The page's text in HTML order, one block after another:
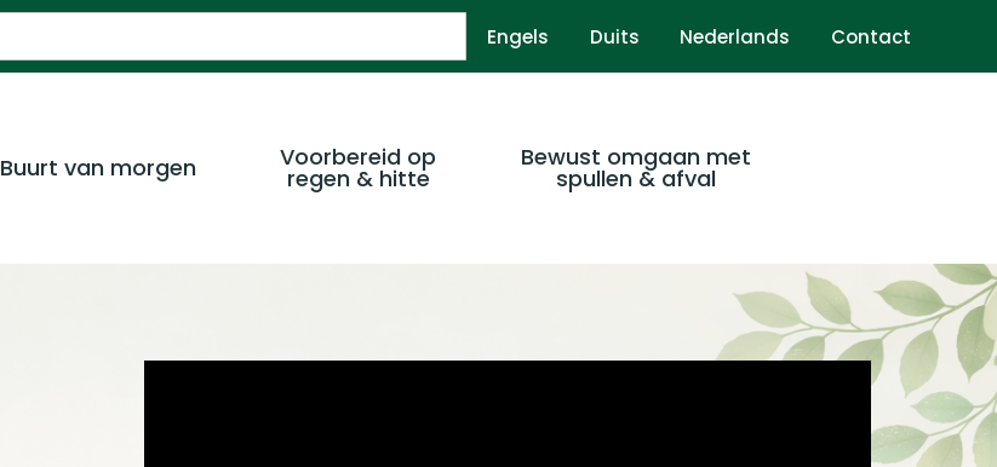
Engels Duits Nederlands Contact
Buurt van morgen Voorbereid op
regen & hitte
Bewust omgaan met
spullen & afval